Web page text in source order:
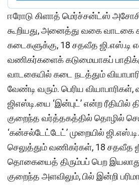
ஈரோடு கிளாத் மெர்ச்சன்ட்ஸ்
கூறியது, அனைத்து வகை வாடகை
கடைகளுக்கு, 18 சதவீத ஜி.எஸ்.டி
வணிகர்களைக் கடுமையாகப்
வாடகையில் கடை நடத்தும்
வேண்டி வரும். பெரிய
ஜிஎஸ்டி.யை ‘இன்புட்’ என்ற ரீதியில்
குறைந்த வர்த்தகத்தில் தொழில்
‘கன்சல்டேட்டேட்’ முறையில்
செலுத்தும் வணிகர்கள், 18 சதவீத
தொகையைத் திரும்பப் பெற
குறைந்த அளவிலும், பில் இன்றி